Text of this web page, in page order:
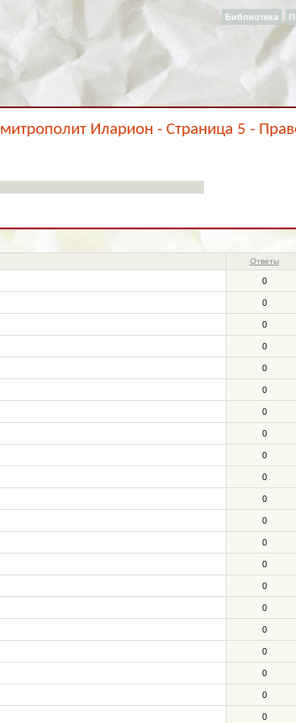
Библиотека
митрополит Иларион - Страница 5 -
Ответы
0
0
0
0
0
0
0
0
0
0
0
0
0
0
0
0
0
0
0
0
0